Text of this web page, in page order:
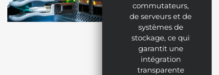
commutateurs,
de serveurs et de
systèmes de
stockage, ce qui
garantit une
intégration
transparente